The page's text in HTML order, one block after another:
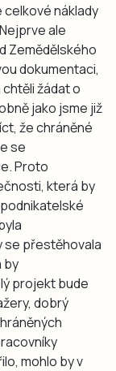
náklady
ale
Zemědělského
dokumentaci,
žádat o
jako jsme již
že chráněné
se
Proto
která by
se přestěhovala
by
projekt bude
dobrý
mohlo by v